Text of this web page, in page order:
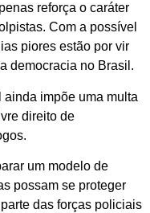
reforça o caráter
Com a possível
piores estão por vir
democracia no Brasil.
impõe uma multa
direito de
um modelo de
possam se proteger
das forças policiais